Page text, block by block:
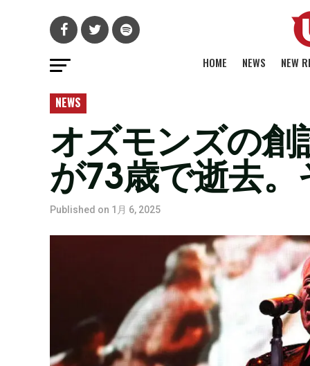
HOME NEWS NEW
NEWS
オズモンズの
が73歳で逝去
Published on 1月 6, 2025